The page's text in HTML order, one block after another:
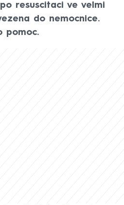
resuscitaci ve velmi
do nemocnice.
pomoc.